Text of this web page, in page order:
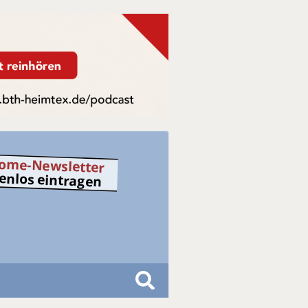
Newsletter
eintragen
S